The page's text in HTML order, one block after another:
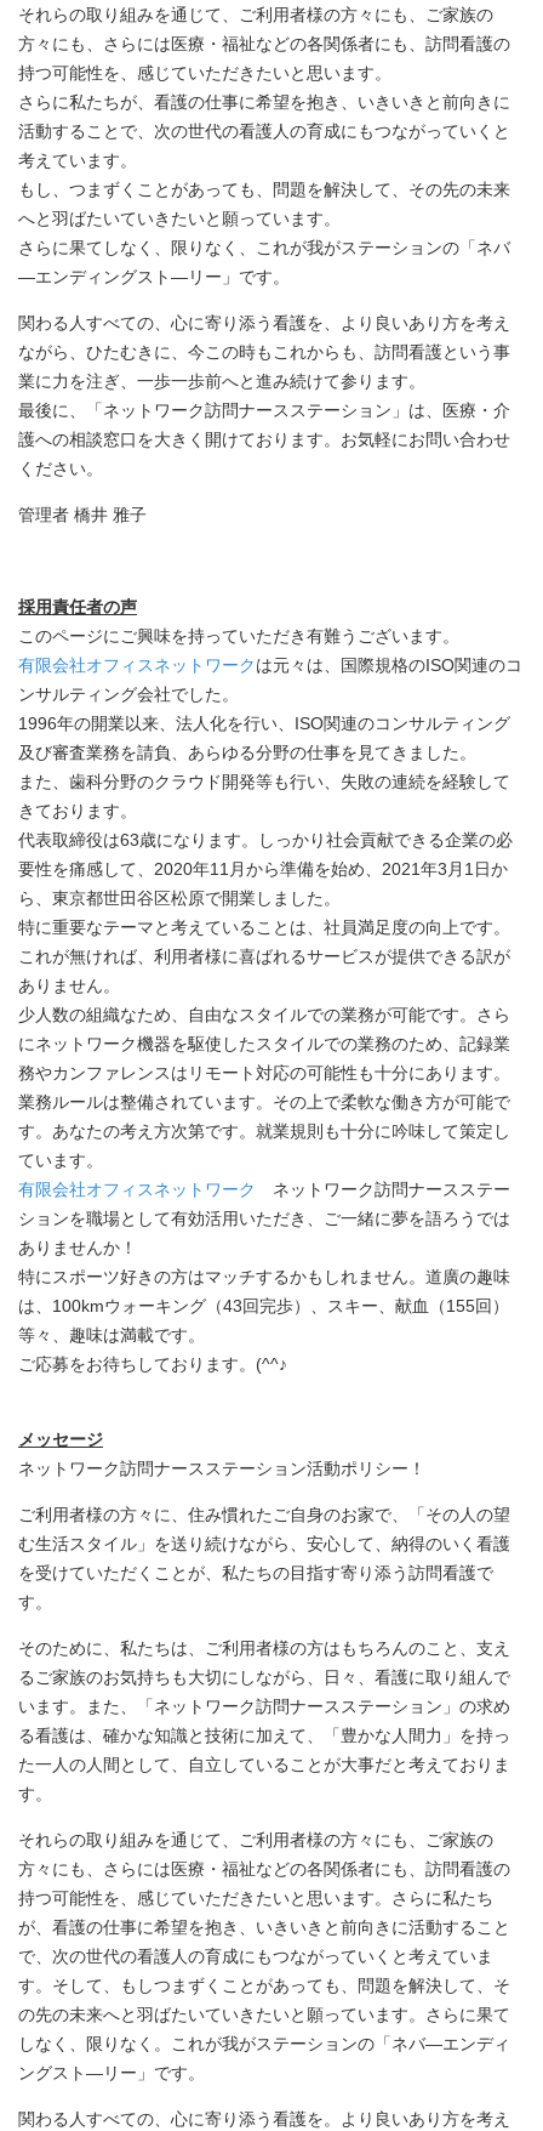
それらの取り組みを通じて、ご利用者様の方々にも、ご家族の
方々にも、さらには医療・福祉などの各関係者にも、訪問看護の
持つ可能性を、感じていただきたいと思います。
さらに私たちが、看護の仕事に希望を抱き、いきいきと前向きに
活動することで、次の世代の看護人の育成にもつながっていくと
考えています。
もし、つまずくことがあっても、問題を解決して、その先の未来
へと羽ばたいていきたいと願っています。
さらに果てしなく、限りなく、これが我がステーションの「ネバ
―エンディングスト―リー」です。
関わる人すべての、心に寄り添う看護を、より良いあり方を考え
ながら、ひたむきに、今この時もこれからも、訪問看護という事
業に力を注ぎ、一歩一歩前へと進み続けて参ります。
最後に、「ネットワーク訪問ナースステーション」は、医療・介
護への相談窓口を大きく開けております。お気軽にお問い合わせ
ください。
管理者 橋井 雅子
採用責任者の声
このページにご興味を持っていただき有難うございます。
有限会社オフィスネットワークは元々は、国際規格のISO関連のコ
ンサルティング会社でした。
1996年の開業以来、法人化を行い、ISO関連のコンサルティング
及び審査業務を請負、あらゆる分野の仕事を見てきました。
また、歯科分野のクラウド開発等も行い、失敗の連続を経験して
きております。
代表取締役は63歳になります。しっかり社会貢献できる企業の必
要性を痛感して、2020年11月から準備を始め、2021年3月1日か
ら、東京都世田谷区松原で開業しました。
特に重要なテーマと考えていることは、社員満足度の向上です。
これが無ければ、利用者様に喜ばれるサービスが提供できる訳が
ありません。
少人数の組織なため、自由なスタイルでの業務が可能です。さら
にネットワーク機器を駆使したスタイルでの業務のため、記録業
務やカンファレンスはリモート対応の可能性も十分にあります。
業務ルールは整備されています。その上で柔軟な働き方が可能で
す。あなたの考え方次第です。就業規則も十分に吟味して策定し
ています。
有限会社オフィスネットワーク
ネットワーク訪問ナースステー
ションを職場として有効活用いただき、ご一緒に夢を語ろうでは
ありませんか！
特にスポーツ好きの方はマッチするかもしれません。道廣の趣味
は、100kmウォーキング（43回完歩）、スキー、献血（155回）
等々、趣味は満載です。
ご応募をお待ちしております。(^^♪
メッセージ
ネットワーク訪問ナースステーション活動ポリシー！
ご利用者様の方々に、住み慣れたご自身のお家で、「その人の望
む生活スタイル」を送り続けながら、安心して、納得のいく看護
を受けていただくことが、私たちの目指す寄り添う訪問看護で
す。
そのために、私たちは、ご利用者様の方はもちろんのこと、支え
るご家族のお気持ちも大切にしながら、日々、看護に取り組んで
います。また、「ネットワーク訪問ナースステーション」の求め
る看護は、確かな知識と技術に加えて、「豊かな人間力」を持っ
た一人の人間として、自立していることが大事だと考えておりま
す。
それらの取り組みを通じて、ご利用者様の方々にも、ご家族の
方々にも、さらには医療・福祉などの各関係者にも、訪問看護の
持つ可能性を、感じていただきたいと思います。さらに私たち
が、看護の仕事に希望を抱き、いきいきと前向きに活動すること
で、次の世代の看護人の育成にもつながっていくと考えていま
す。そして、もしつまずくことがあっても、問題を解決して、そ
の先の未来へと羽ばたいていきたいと願っています。さらに果て
しなく、限りなく。これが我がステーションの「ネバ―エンディ
ングスト―リー」です。
関わる人すべての、心に寄り添う看護を。より良いあり方を考え